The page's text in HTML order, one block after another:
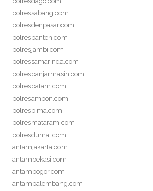
polressabang.com
polresdenpasar.com
polresbanten.com
polresjambi.com
polressamarinda.com
polresbanjarmasin.com
polresbatam.com
polresambon.com
polresbima.com
polresmataram.com
polresdumai.com
antamjakarta.com
antambekasi.com
antambogor.com
antampalembang.com